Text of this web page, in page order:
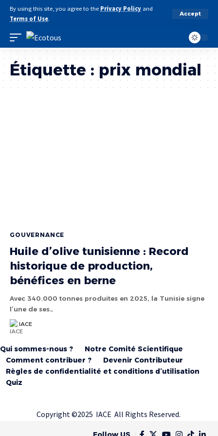
By using this site, you agree to the Privacy Policy and
Terms of Use.
Accept
Étiquette :prix mondial
GOUVERNANCE
Huile d’olive tunisienne : Record
historique de production,
bénéfices en berne
Avec 340.000 tonnes produites en 2025, la Tunisie signe
l’une de ses…
IACE
Qui sommes-nous ?
Notre Comité Scientifique
Comment contribuer ?
Devenir Contributeur
Règles de confidentialité et conditions d’utilisation
Quiz
Copyright ©2025 IACE All Rights Reserved.